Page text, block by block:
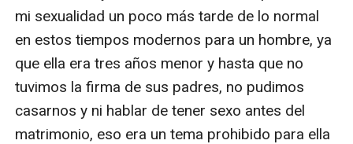
mi sexualidad un poco más tarde de lo normal
en estos tiempos modernos para un hombre, ya
que ella era tres años menor y hasta que no
tuvimos la firma de sus padres, no pudimos
casarnos y ni hablar de tener sexo antes del
matrimonio, eso era un tema prohibido para ella